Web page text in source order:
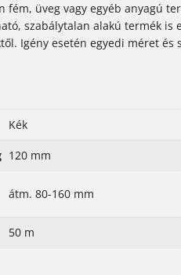
fém, üveg vagy egyéb anyagú
szabálytalan alakú termék is
Igény esetén egyedi méret és
Kék
120 mm
átm. 80-160 mm
50 m